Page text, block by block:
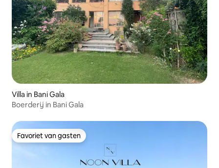
Villa in Bani Gala
Boerderij in Bani Gala
Favoriet van gasten
Favoriet van gasten